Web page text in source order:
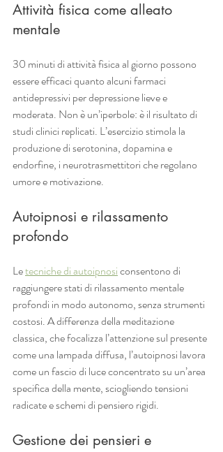
Attività fisica come alleato
mentale
30 minuti di attività fisica al giorno possono
essere efficaci quanto alcuni farmaci
antidepressivi per depressione lieve e
moderata. Non è un’iperbole: è il risultato di
studi clinici replicati. L’esercizio stimola la
produzione di serotonina, dopamina e
endorfine, i neurotrasmettitori che regolano
umore e motivazione.
Autoipnosi e rilassamento
profondo
Le tecniche di autoipnosi consentono di
raggiungere stati di rilassamento mentale
profondi in modo autonomo, senza strumenti
costosi. A differenza della meditazione
classica, che focalizza l’attenzione sul presente
come una lampada diffusa, l’autoipnosi lavora
come un fascio di luce concentrato su un’area
specifica della mente, sciogliendo tensioni
radicate e schemi di pensiero rigidi.
Gestione dei pensieri e